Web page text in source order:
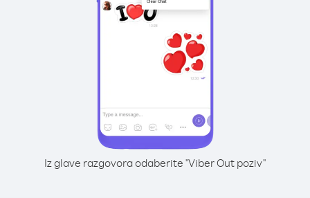
Iz glave razgovora odaberite "Viber Out poziv"